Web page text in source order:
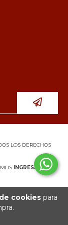
cookiespara
LOS DERECHOS
INGRESÁ ACÁ.